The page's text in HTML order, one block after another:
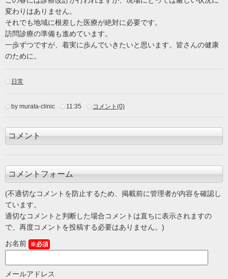
変わりはありません。
それでも地域に根差した医療が絶対に必要です。
訪問診療の準備も進めています。
一歩ずつですが、着実に歩んでいきたいと思います。皆さんの健康
のために。
日常
by murata-clinic 11:35 コメント(0)
コメント
コメントフォーム
(不適切なコメントを防止するため、掲載前に管理者が内容を確認し
ています。
適切なコメントと判断した場合コメントは直ちに表示されますの
で、再度コメントを投稿する必要はありません。)
お名前 ※必須
メールアドレス